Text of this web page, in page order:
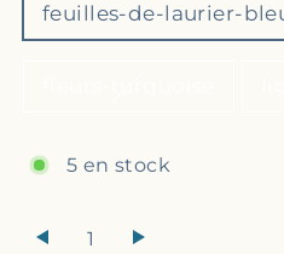
feuilles-de-laurier-
5 en stock